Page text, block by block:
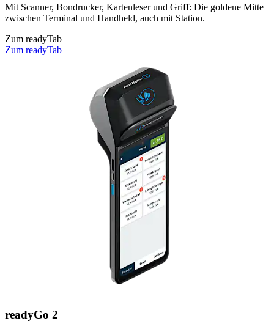
Mit Scanner, Bondrucker, Kartenleser und Griff: Die goldene Mitte
zwischen Terminal und Handheld, auch mit Station.
Zum readyTab
Zum readyTab
readyGo 2